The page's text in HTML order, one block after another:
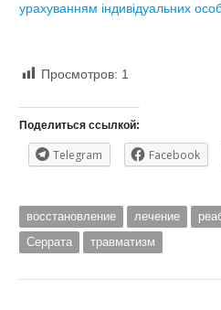
урахуванням індивідуальних
Просмотров: 1
Поделиться ссылкой:
Telegram Facebook
восстановление лечение
Серрата
травматизм